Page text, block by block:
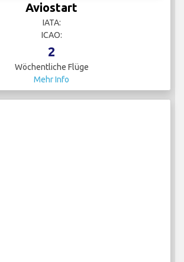
Aviostart
IATA:
ICAO:
2
Wöchentliche Flüge
Mehr Info